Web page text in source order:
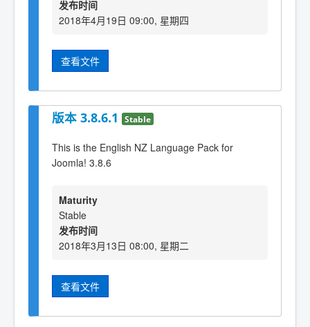
发布时间
2018年4月19日 09:00, 星期四
查看文件
版本 3.8.6.1 Stable
This is the English NZ Language Pack for
Joomla! 3.8.6
Maturity
Stable
发布时间
2018年3月13日 08:00, 星期二
查看文件